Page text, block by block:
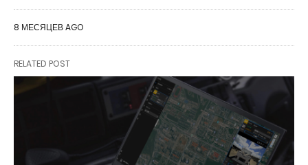
8 МЕСЯЦЕВ AGO
RELATED POST